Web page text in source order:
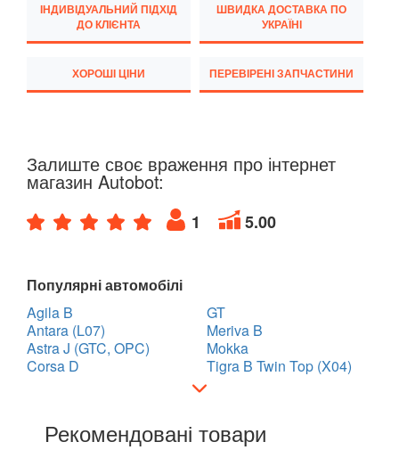
VOLVO
ІНДИВІДУАЛЬНИЙ ПІДХІД
ДО КЛІЄНТА
ШВИДКА ДОСТАВКА ПО
УКРАЇНІ
ХОРОШІ ЦІНИ ПЕРЕВІРЕНІ ЗАПЧАСТИНИ
Залиште своє враження про інтернет
магазин Autobot:
1 5.00
Популярні автомобілі
Agila B
Antara (L07)
Astra J (GTC, OPC)
Corsa D
GT
Meriva B
Mokka
Tigra B Twin Top (X04)
Рекомендовані товари